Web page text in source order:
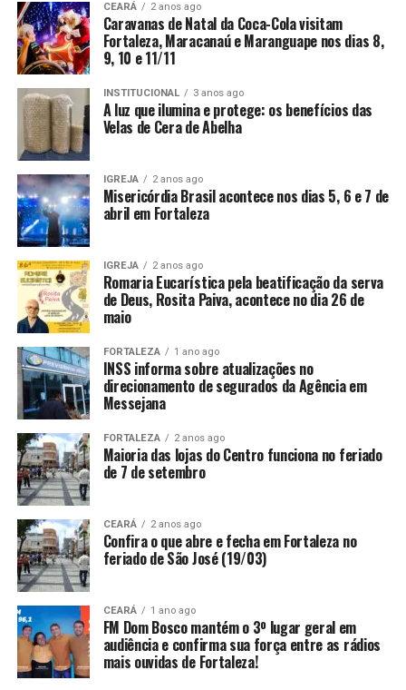
CEARÁ 2 anos ago
Caravanas de Natal da Coca-Cola visitam
Fortaleza, Maracanaú e Maranguape nos dias 8,
9, 10 e 11/11
INSTITUCIONAL 3 anos ago
A luz que ilumina e protege: os benefícios das
Velas de Cera de Abelha
IGREJA 2 anos ago
Misericórdia Brasil acontece nos dias 5, 6 e 7 de
abril em Fortaleza
IGREJA 2 anos ago
Romaria Eucarística pela beatificação da serva
de Deus, Rosita Paiva, acontece no dia 26 de
maio
FORTALEZA 1 ano ago
INSS informa sobre atualizações no
direcionamento de segurados da Agência em
Messejana
FORTALEZA 2 anos ago
Maioria das lojas do Centro funciona no feriado
de 7 de setembro
CEARÁ 2 anos ago
Confira o que abre e fecha em Fortaleza no
feriado de São José (19/03)
CEARÁ 1 ano ago
FM Dom Bosco mantém o 3º lugar geral em
audiência e confirma sua força entre as rádios
mais ouvidas de Fortaleza!